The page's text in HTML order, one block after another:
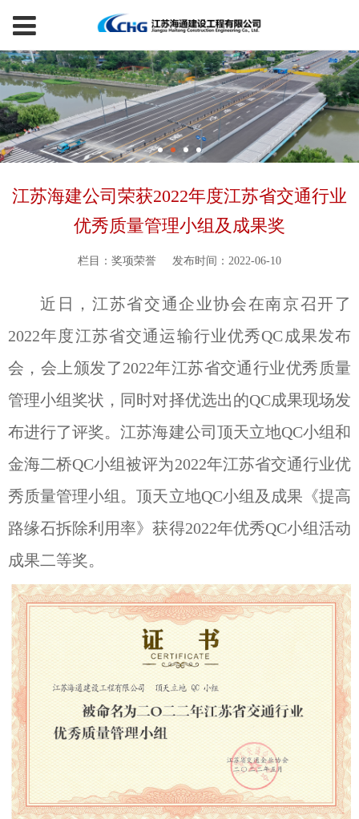
江苏海建公司荣获2022年度江苏省交通行业
优秀质量管理小组及成果奖
栏目：奖项荣誉 发布时间：2022-06-10
近日，江苏省交通企业协会在南京召开了
2022年度江苏省交通运输行业优秀QC成果发布
会，会上颁发了2022年江苏省交通行业优秀质量
管理小组奖状，同时对择优选出的QC成果现场发
布进行了评奖。江苏海建公司顶天立地QC小组和
金海二桥QC小组被评为2022年江苏省交通行业优
秀质量管理小组。顶天立地QC小组及成果《提高
路缘石拆除利用率》获得2022年优秀QC小组活动
成果二等奖。